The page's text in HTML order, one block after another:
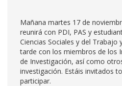
Mañana martes 17 de
reunirá con PDI, PAS y
Ciencias Sociales y del Trabajo
tarde con los miembros de los
de Investigación, así como
investigación. Estáis invitados
participar.